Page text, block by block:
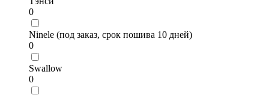
0
Ninele (под заказ, срок пошива 10 дней)
0
Swallow
0